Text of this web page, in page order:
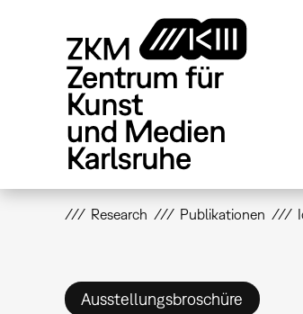
Research Publikationen
Ausstellungsbroschüre